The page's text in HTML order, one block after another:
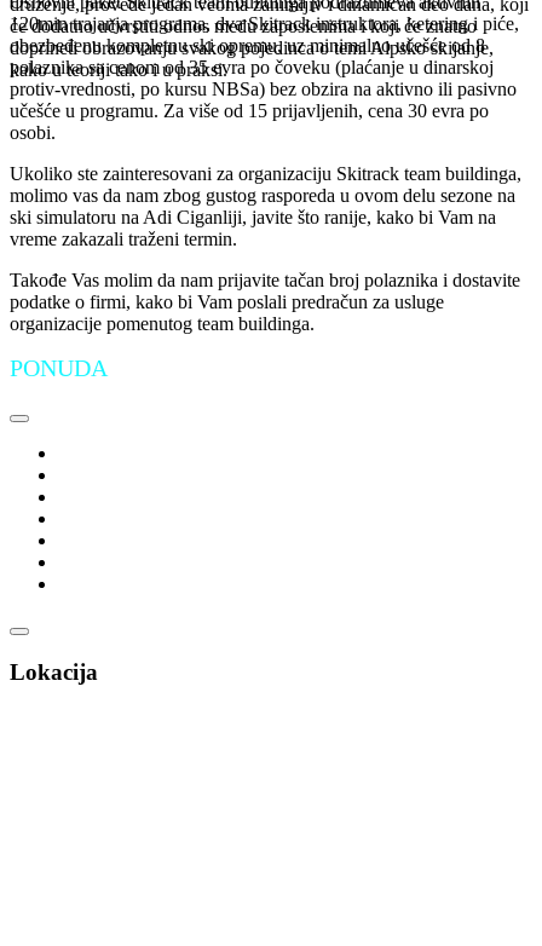
druženje, provede jedan veoma zanimljiv i dinamičan deo dana, koji
će dodatno učvrstiti odnos među zaposlenima i koji će znatno
doprineti obrazovanju svakog pojedinca o temi Alpsko skijanje,
kako u teoriji tako i u praksi.
120min trajanja programa, dva Skitrack instruktora, ketering i piće,
obezbeđenu kompletnu ski opremu, uz minimalno učešće od 8
polaznika sa cenom od 35 evra po čoveku (plaćanje u dinarskoj
protiv-vrednosti, po kursu NBSa) bez obzira na aktivno ili pasivno
učešće u programu. Za više od 15 prijavljenih, cena 30 evra po
osobi.
Ukoliko ste zainteresovani za organizaciju Skitrack team buildinga,
molimo vas da nam zbog gustog rasporeda u ovom delu sezone na
ski simulatoru na Adi Ciganliji, javite što ranije, kako bi Vam na
vreme zakazali traženi termin.
Takođe Vas molim da nam prijavite tačan broj polaznika i dostavite
podatke o firmi, kako bi Vam poslali predračun za usluge
organizacije pomenutog team buildinga.
PONUDA
Lokacija